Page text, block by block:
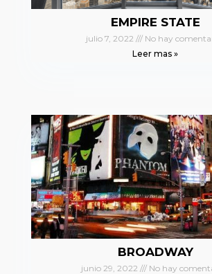
EMPIRE STATE
julio 7, 2022
No hay
Leer mas »
BROADWAY
junio 29, 2022
No hay